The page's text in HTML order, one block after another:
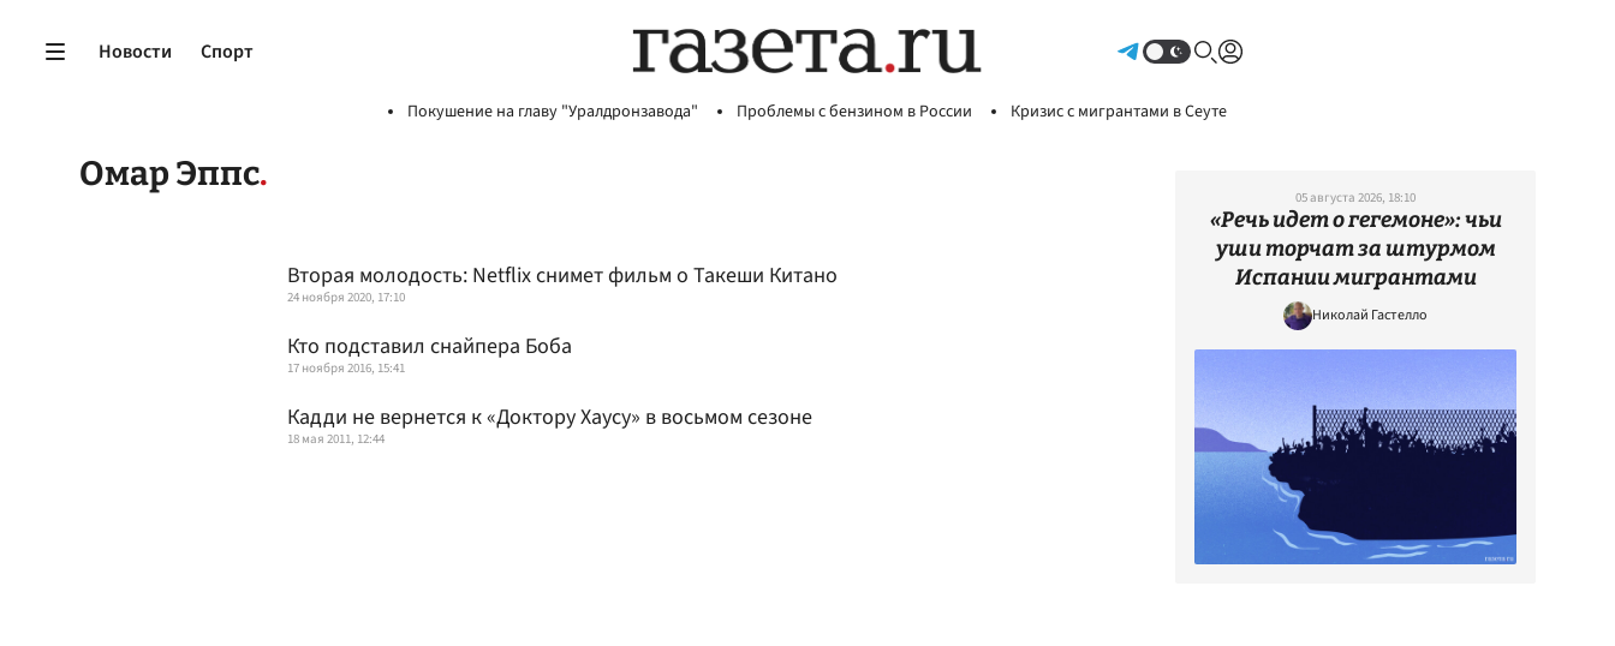
Новости Спорт
Покушение на главу "Уралдронзавода" Проблемы с бензином в России Кризис с мигрантами в Сеуте
Омар Эппс
Вторая молодость: Netflix снимет фильм о Такеши Китано
24 ноября 2020, 17:10
Кто подставил снайпера Боба
17 ноября 2016, 15:41
Кадди не вернется к «Доктору Хаусу» в восьмом сезоне
18 мая 2011, 12:44
05 августа 2026, 18:10
«Речь идет о гегемоне»: чьи
уши торчат за штурмом
Испании мигрантами
Николай Гастелло